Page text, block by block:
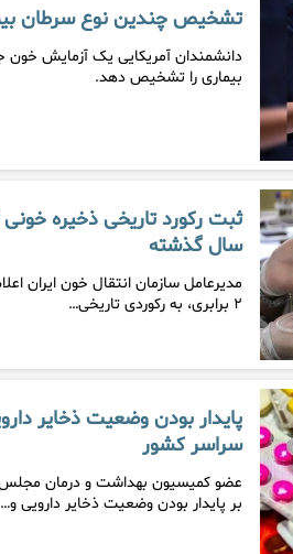
تشخیص چندین نوع سرطان
دانشمندان آمریکایی یک آزمایش خون
بیماری را تشخیص دهد.
سال گذشته
مدیرعامل سازمان انتقال خون ایران
۲ برابری، به رکوردی تاریخی…
پایدار بودن وضعیت ذخایر
سراسر کشور
عضو کمیسیون بهداشت و درمان مجلس
بر پایدار بودن وضعیت ذخایر دارویی و…